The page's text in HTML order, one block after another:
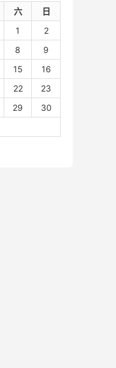
六
日
1
2
8
9
15
16
22
23
29
30